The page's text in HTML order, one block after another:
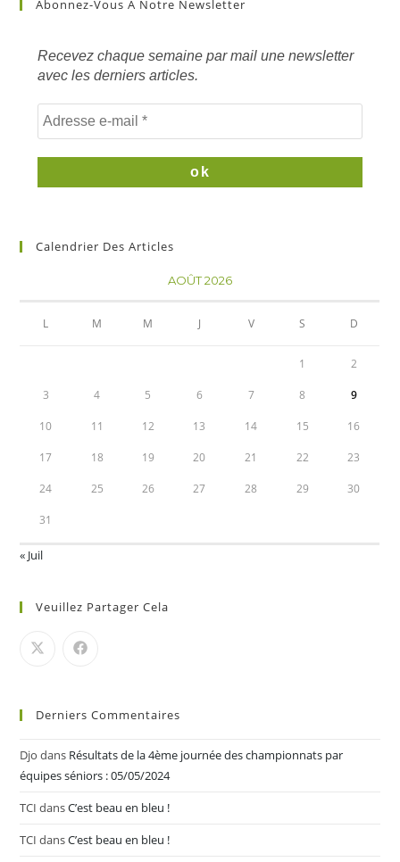
mots
Abonnez-Vous À Notre Newsletter
Recevez chaque semaine par mail une newsletter
avec les derniers articles.
Calendrier Des Articles
AOÛT 2026
L M M J V S D
1 2
3 4 5 6 7 8 9
10 11 12 13 14 15 16
17 18 19 20 21 22 23
24 25 26 27 28 29 30
31
« Juil
Veuillez Partager Cela
Derniers Commentaires
Djo dans Résultats de la 4ème journée des championnats par
équipes séniors : 05/05/2024
TCI dansC’est beau en bleu !
TCI dansC’est beau en bleu !